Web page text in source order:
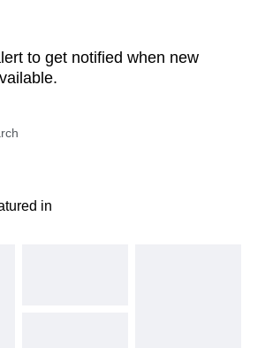
to get notified when new
in